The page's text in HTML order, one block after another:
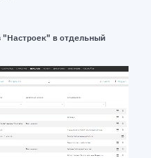
в отдельный